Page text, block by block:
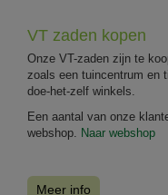
VT zaden kopen
Onze VT-zaden zijn te
zoals een tuincentrum en
doe-het-zelf winkels.
Een aantal van onze
webshop.
Naar webshop
Meer info